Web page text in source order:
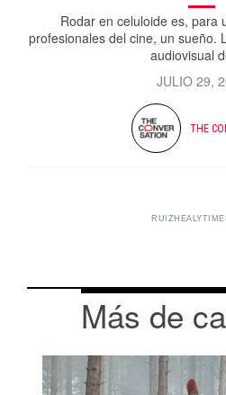
Rodar en celuloide es, para
profesionales del cine, un sueño.
audiovisual
JULIO 29,
THE
Más de